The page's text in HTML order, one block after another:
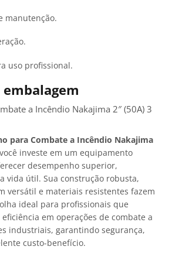
manutenção.
uso profissional.
a Incêndio Nakajima 2″ (50A) 3
para Combate a Incêndio Nakajima
investe em um equipamento
desempenho superior,
vida útil. Sua construção robusta,
versátil e materiais resistentes fazem
ideal para profissionais que
em operações de combate a
industriais, garantindo segurança,
custo-benefício.